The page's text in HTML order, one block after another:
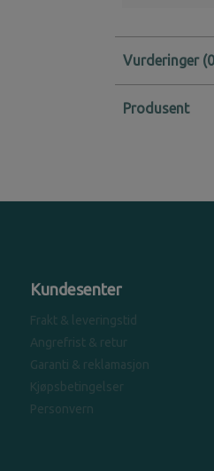
Vurderinger
Produsent
Kundesenter
Frakt & leveringstid
Angrefrist & retur
Garanti & reklamasjon
Kjøpsbetingelser
Personvern